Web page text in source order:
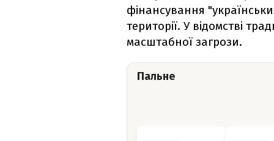
фінансування
території. У відомстві
масштабної загрози.
Пальне